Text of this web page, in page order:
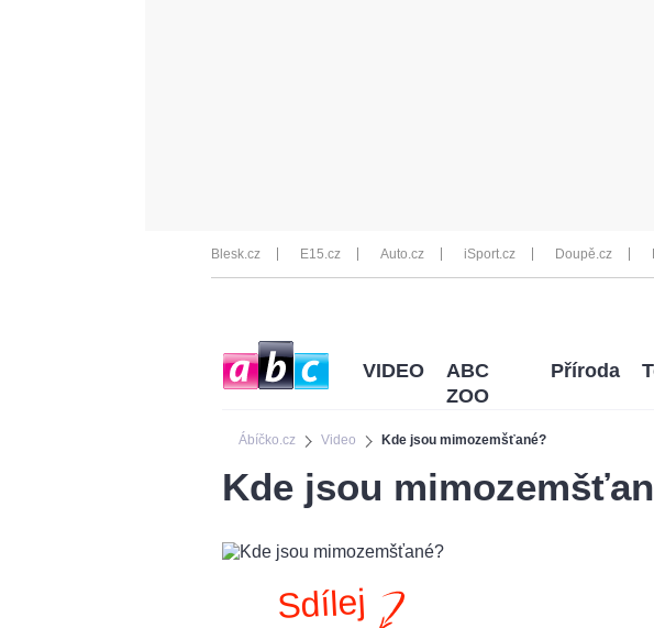
Blesk.cz E15.cz Auto.cz iSport.cz Doupě.cz
Ábíčko.cz Video Kde jsou mimozemšťané?
VIDEO
ABC
ZOO
Příroda
Kde jsou
Sdílej